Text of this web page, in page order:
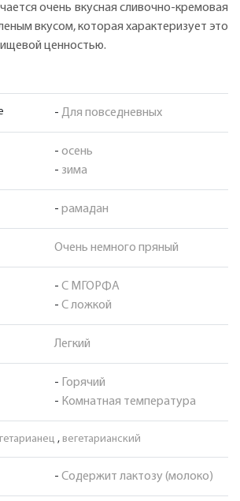
очень вкусная сливочно-кремовая
вкусом, которая характеризует это
ценностью.
- Для повседневных
- осень
- зима
- рамадан
Очень немного пряный
- С МГОРФА
- С ложкой
Легкий
-
Горячий
- Комнатная температура
, вегетарианский
- Содержит лактозу (молоко)